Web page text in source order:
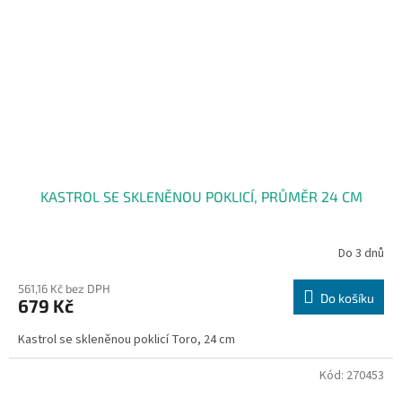
KASTROL SE SKLENĚNOU POKLICÍ, PRŮMĚR 24 CM
Do 3 dnů
561,16 Kč bez DPH
679 Kč Do košíku
Kastrol se skleněnou poklicí Toro, 24 cm
Kód: 270453